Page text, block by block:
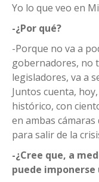
Yo lo que veo en
-¿Por qué?
-Porque no va a
gobernadores, no
legisladores, va a
Juntos cuenta,
histórico, con
en ambas
para salir de la
-¿Cree que, a
puede